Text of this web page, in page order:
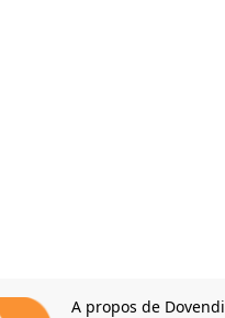
A propos de Dovendi